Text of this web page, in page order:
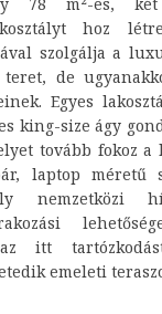
hoz
szolgálja a
teret, de
Egyes
king-size ágy
tovább fokoz a
laptop méretű
nemzetközi
az itt
emeleti